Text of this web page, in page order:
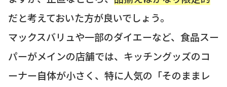
だと考えておいた方が良いでしょう。
マックスバリュや一部のダイエーなど、食品スー
パーがメインの店舗では、キッチングッズのコ
ーナー自体が小さく、特に人気の「そのままレ